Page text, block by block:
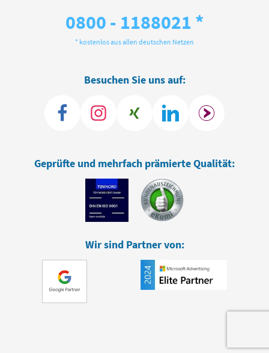
0800 - 1188021 *
* kostenlos aus allen deutschen Netzen
Besuchen Sie uns auf:
Geprüfte und mehrfach prämierte Qualität:
Wir sind Partner von: